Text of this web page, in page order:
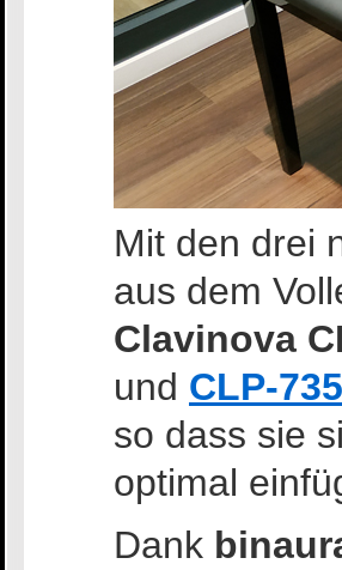
Mit den drei
aus dem
Clavinova
und CLP-735
so dass sie
optimal
Dank